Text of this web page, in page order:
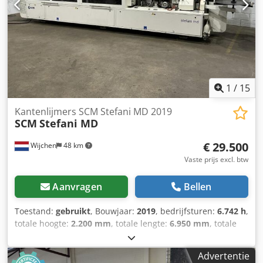
fotodocumentatie en technische/commerciële documenten
met een beschrijvend karakter. De koper heeft het recht
om de goederen vóór afhaling te inspecteren en is
verantwoordelijk voor de installatie, beveiliging en het
gebruik van de machine op de beoogde locatie. Externe
referentie: 6487
1 / 15
Wijchen 48 km
Kantenlijmers SCM Stefani MD 2019
SCM Stefani MD
€ 29.500
Vaste prijs excl. btw
Aanvragen Bellen
Toestand: gebruikt, Bouwjaar: 2019, bedrijfsturen: 6.742 h,
totale hoogte: 2.200 mm, totale lengte: 6.950 mm, totale
, Kleur: Wit Gewicht: 3.700 kg -
Bouwjaar: 2019 Dksdpfxozr Hyxe Aprer - Documentatie
aanwezig: Nee - CE markering aanwezig: Ja - CE certificaat
Advertentie